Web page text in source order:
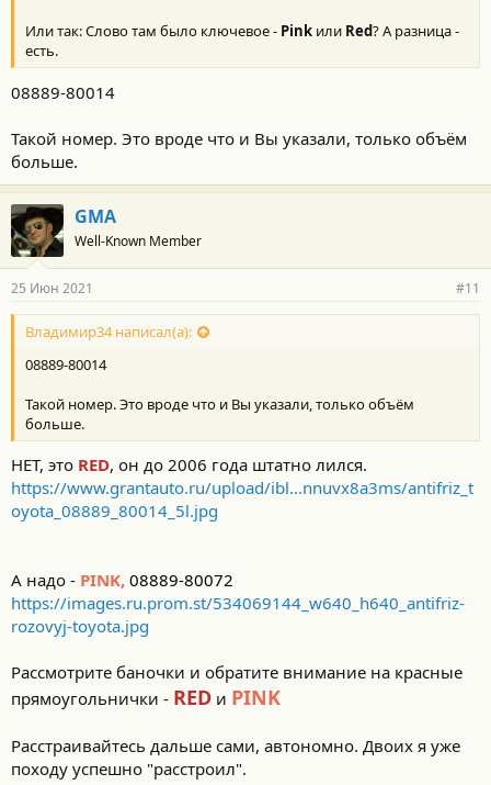
Или так: Слово там было ключевое - Pink или Red? А разница -
есть.
08889-80014
Такой номер. Это вроде что и Вы указали, только объём
больше.
GMA
Well-Known Member
25 Июн 2021 #11
Владимир34 написал(а):
08889-80014
Такой номер. Это вроде что и Вы указали, только объём
больше.
НЕТ, это RED, он до 2006 года штатно лился.
https://www.grantauto.ru/upload/ibl...nnuvx8a3ms/antifriz_t
oyota_08889_80014_5l.jpg
А надо - PINK, 08889-80072
https://images.ru.prom.st/534069144_w640_h640_antifriz-
rozovyj-toyota.jpg
Рассмотрите баночки и обратите внимание на красные
прямоугольнички - RED и PINK
Расстраивайтесь дальше сами, автономно. Двоих я уже
походу успешно "расстроил".